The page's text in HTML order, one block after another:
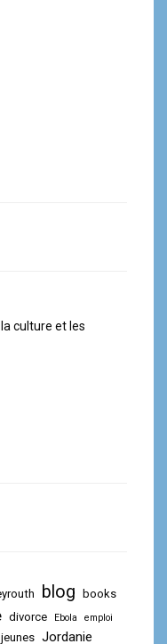
culture et les
blog books
divorce Ebola emploi
jeunes Jordanie